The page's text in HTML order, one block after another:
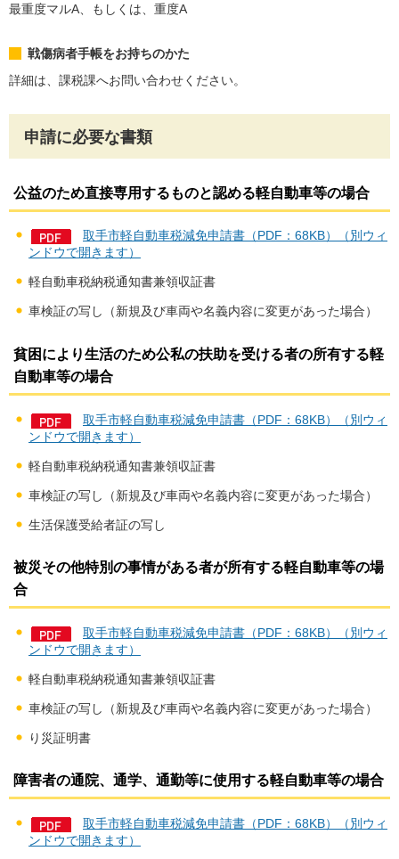
最重度マルA、もしくは、重度A
戦傷病者手帳をお持ちのかた
詳細は、課税課へお問い合わせください。
申請に必要な書類
公益のため直接専用するものと認める軽自動車等の場合
取手市軽自動車税減免申請書（PDF：68KB）（別ウィ
ンドウで開きます）
軽自動車税納税通知書兼領収証書
車検証の写し（新規及び車両や名義内容に変更があった場合）
貧困により生活のため公私の扶助を受ける者の所有する軽
自動車等の場合
取手市軽自動車税減免申請書（PDF：68KB）（別ウィ
ンドウで開きます）
軽自動車税納税通知書兼領収証書
車検証の写し（新規及び車両や名義内容に変更があった場合）
生活保護受給者証の写し
被災その他特別の事情がある者が所有する軽自動車等の場
合
取手市軽自動車税減免申請書（PDF：68KB）（別ウィ
ンドウで開きます）
軽自動車税納税通知書兼領収証書
車検証の写し（新規及び車両や名義内容に変更があった場合）
り災証明書
障害者の通院、通学、通勤等に使用する軽自動車等の場合
取手市軽自動車税減免申請書（PDF：68KB）（別ウィ
ンドウで開きます）